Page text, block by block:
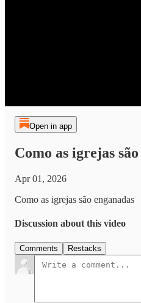
Open in app
Como as igrejas
Apr 01, 2026
Como as igrejas são enganadas
Discussion about this video
Comments Restacks